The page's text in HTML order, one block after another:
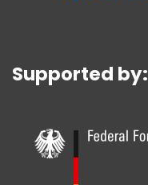
Supported by: